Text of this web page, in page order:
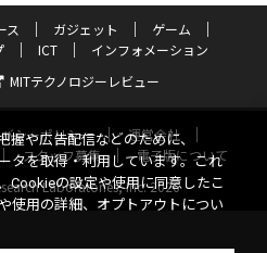
ス ガジェット
ゲーム
ICT
インフォメーション
MITテクノロジーレビュー
シーポリシー
運営会社
スタッフ募集
電子版について
Laboratories, Inc. 2026
握や広告配信などのために、
タを取得・利用しています。これ
Cookieの設定や使用に同意したこ
使用の詳細、オプトアウトについ